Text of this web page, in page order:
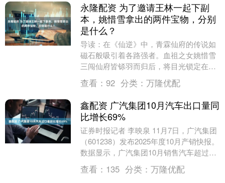
永隆配资 为了邀请王林一起下副
本，姚惜雪拿出的两件宝物，分别
是什么？
导读：在《仙逆》中，青霖仙府的传说如
磁石般吸引着各路强者。血祖之女姚惜雪
三闯仙府皆铩羽而归后，将目光锁定在刚
任黑甲军统领的王林身上。这位婴变后期
的高傲女修，为撬....
查看： 92 分类： 万隆优配
鑫配资 广汽集团10月汽车出口量同
比增长69%
证券时报记者 李映泉 11月7日，广汽集团
（601238）发布2025年度10月产销快报。
数据显示，广汽集团10月销售汽车超过17
万辆，同期全集团出口汽车1.5....
查看： 135 分类： 万隆优配